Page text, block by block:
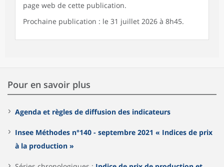
page web de cette publication.
Prochaine publication : le 31 juillet 2026 à 8h45.
Pour en savoir plus
Agenda et règles de diffusion des indicateurs
Insee Méthodes n°140 - septembre 2021 « Indices de prix
à la production »